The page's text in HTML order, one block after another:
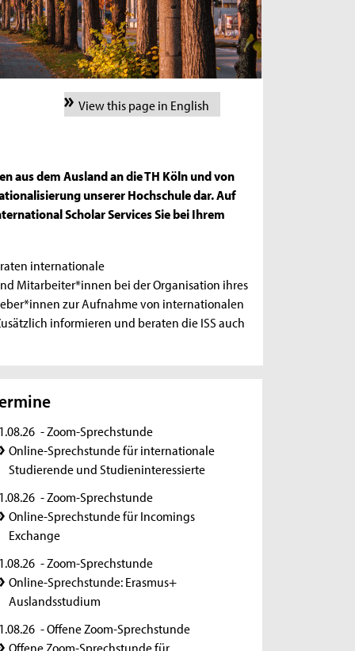
View this page in English
dem Ausland an die TH Köln und von
unserer Hochschule dar. Auf
Scholar Services Sie bei Ihrem
internationale
Mitarbeiter*innen bei der Organisation ihres
zur Aufnahme von internationalen
informieren und beraten die ISS auch
Fellows um die Welt: Prof. Dr.
Achieng Owuor Booker
aus 19 Ländern lehren
- Zoom-Sprechstunde
Online-Sprechstunde für internationale
Studierende und Studieninteressierte
- Zoom-Sprechstunde
Online-Sprechstunde für Incomings
Exchange
- Zoom-Sprechstunde
Online-Sprechstunde: Erasmus+
Auslandsstudium
- Offene Zoom-Sprechstunde
Offene Zoom-Sprechstunde für